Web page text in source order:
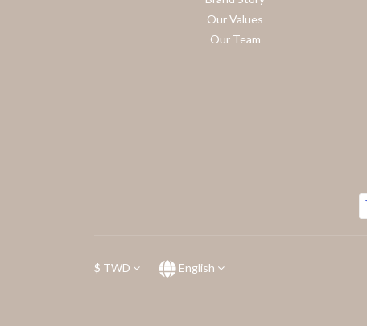
Our Values
Our Team
$ TWD English